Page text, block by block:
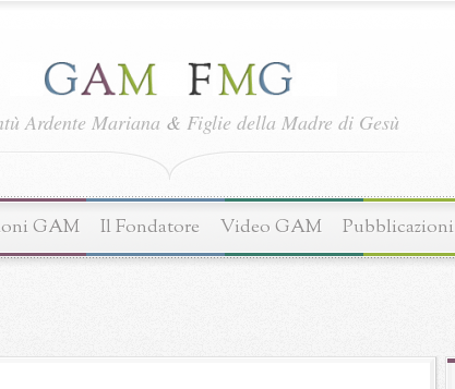
Ardente Mariana & Figlie della Madre di Gesù
GAM Il Fondatore Video GAM Pubblicazioni